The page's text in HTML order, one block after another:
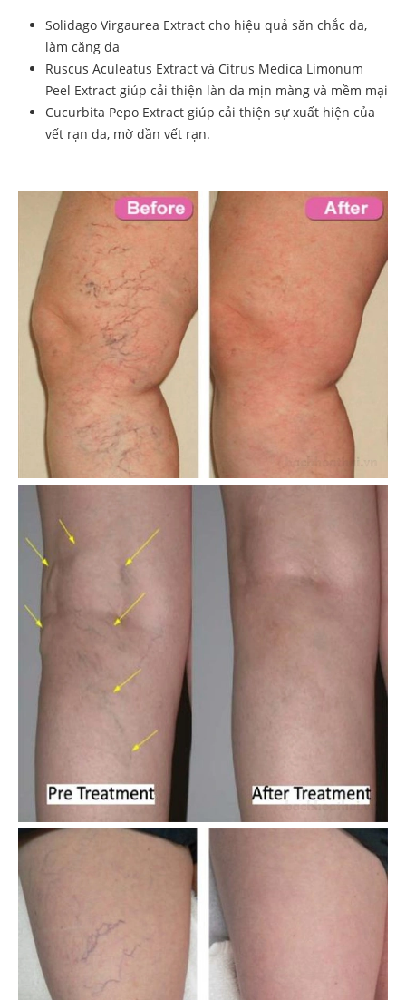
Solidago Virgaurea Extract cho hiệu quả săn chắc da,
làm căng da
Ruscus Aculeatus Extract và Citrus Medica Limonum
Peel Extract giúp cải thiện làn da mịn màng và mềm mại
Cucurbita Pepo Extract giúp cải thiện sự xuất hiện của
vết rạn da, mờ dần vết rạn.